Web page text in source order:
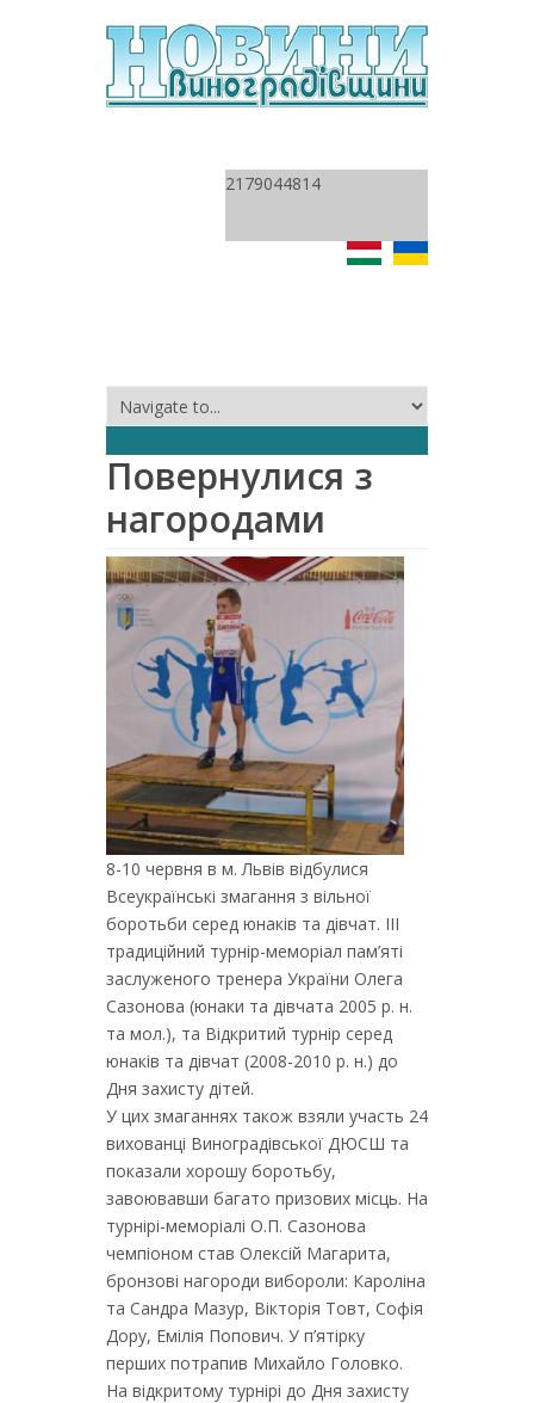
2179044814
Повернулися з
нагородами
8-10 червня в м. Львів відбулися
Всеукраїнські змагання з вільної
боротьби серед юнаків та дівчат. III
традиційний турнір-меморіал пам’яті
заслуженого тренера України Олега
Сазонова (юнаки та дівчата 2005 р. н.
та мол.), та Відкритий турнір серед
юнаків та дівчат (2008-2010 р. н.) до
Дня захисту дітей.
У цих змаганнях також взяли участь 24
вихованці Виноградівської ДЮСШ та
показали хорошу боротьбу,
завоювавши багато призових місць. На
турнірі-меморіалі О.П. Сазонова
чемпіоном став Олексій Магарита,
бронзові нагороди вибороли: Кароліна
та Сандра Мазур, Вікторія Товт, Софія
Дору, Емілія Попович. У п’ятірку
перших потрапив Михайло Головко.
На відкритому турнірі до Дня захисту